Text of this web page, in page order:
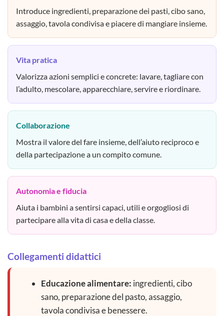
Introduce ingredienti, preparazione dei pasti, cibo sano,
assaggio, tavola condivisa e piacere di mangiare insieme.
Vita pratica
Valorizza azioni semplici e concrete: lavare, tagliare con
l’adulto, mescolare, apparecchiare, servire e riordinare.
Collaborazione
Mostra il valore del fare insieme, dell’aiuto reciproco e
della partecipazione a un compito comune.
Autonomia e fiducia
Aiuta i bambini a sentirsi capaci, utili e orgogliosi di
partecipare alla vita di casa e della classe.
Collegamenti didattici
Educazione alimentare: ingredienti, cibo
sano, preparazione del pasto, assaggio,
tavola condivisa e benessere.